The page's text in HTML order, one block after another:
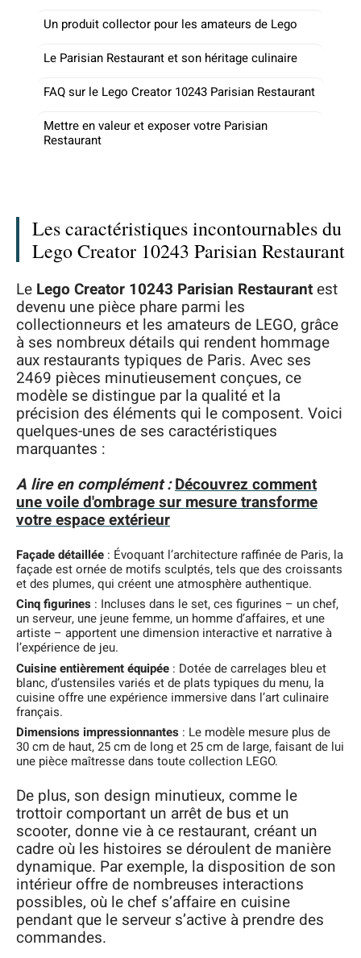
Un produit collector pour les amateurs de Lego
Le Parisian Restaurant et son héritage culinaire
FAQ sur le Lego Creator 10243 Parisian Restaurant
Mettre en valeur et exposer votre Parisian
Restaurant
Les caractéristiques incontournables du
Lego Creator 10243 Parisian Restaurant
Le Lego Creator 10243 Parisian Restaurantest
devenu une pièce phare parmi les
collectionneurs et les amateurs de LEGO, grâce
à ses nombreux détails qui rendent hommage
aux restaurants typiques de Paris. Avec ses
2469 pièces minutieusement conçues, ce
modèle se distingue par la qualité et la
précision des éléments qui le composent. Voici
quelques-unes de ses caractéristiques
marquantes :
A lire en complément :Découvrez comment
une voile d'ombrage sur mesure transforme
votre espace extérieur
Façade détaillée : Évoquant l’architecture raffinée de Paris, la
façade est ornée de motifs sculptés, tels que des croissants
et des plumes, qui créent une atmosphère authentique.
Cinq figurines : Incluses dans le set, ces figurines – un chef,
un serveur, une jeune femme, un homme d’affaires, et une
artiste – apportent une dimension interactive et narrative à
l’expérience de jeu.
Cuisine entièrement équipée : Dotée de carrelages bleu et
blanc, d’ustensiles variés et de plats typiques du menu, la
cuisine offre une expérience immersive dans l’art culinaire
français.
Dimensions impressionnantes : Le modèle mesure plus de
30 cm de haut, 25 cm de long et 25 cm de large, faisant de lui
une pièce maîtresse dans toute collection LEGO.
De plus, son design minutieux, comme le
trottoir comportant un arrêt de bus et un
scooter, donne vie à ce restaurant, créant un
cadre où les histoires se déroulent de manière
dynamique. Par exemple, la disposition de son
intérieur offre de nombreuses interactions
possibles, où le chef s’affaire en cuisine
pendant que le serveur s’active à prendre des
commandes.